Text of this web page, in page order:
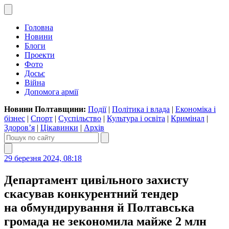
Головна
Новини
Блоги
Проекти
Фото
Досьє
Війна
Допомога армії
Новини Полтавщини: Події| Політика і влада | Економіка і
бізнес | Спорт | Суспільство | Культура і освіта | Кримінал |
Здоров’я | Цікавинки | Архів
29 березня 2024, 08:18
Департамент цивільного захисту
скасував конкурентний тендер
на обмундирування й Полтавська
громада не зекономила майже 2 млн